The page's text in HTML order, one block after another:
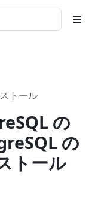
トール
の
の
トール